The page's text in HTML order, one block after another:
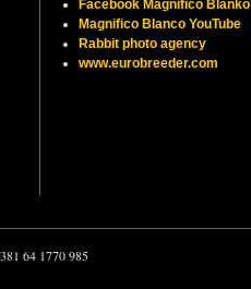
Facebook Magnifico Blanko
Magnifico Blanco YouTube
Rabbit photo agency
www.eurobreeder.com
64 1770 985